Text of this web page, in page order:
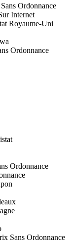
Ordonnance
Internet
Royaume-Uni
Ordonnance
Ordonnance
Sans Ordonnance